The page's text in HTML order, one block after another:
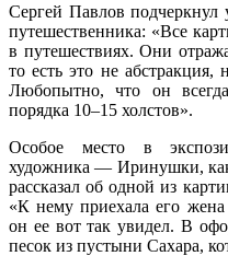
Сергей Павлов подчеркнул
путешественника: «Все
в путешествиях. Они
то есть это не абстракция,
Любопытно, что он
порядка 10–15 холстов».
Особое место в
художника — Иринушки, как
рассказал об одной из
«К нему приехала его
он ее вот так увидел. В
песок из пустыни Сахара,